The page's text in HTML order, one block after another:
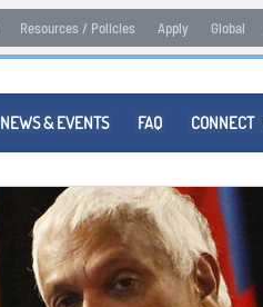
Resources / Policies Apply Global
NEWS & EVENTS FAQ CONNECT